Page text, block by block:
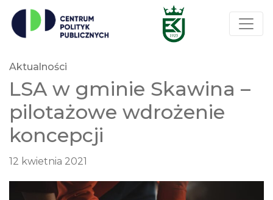
Aktualności
LSA w gminie Skawina –
pilotażowe wdrożenie
koncepcji
12 kwietnia 2021